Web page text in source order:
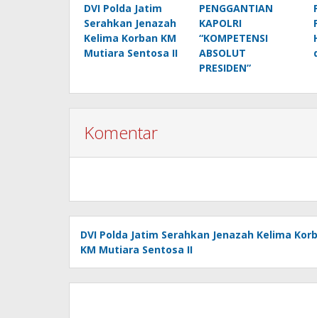
DVI Polda Jatim
Serahkan Jenazah
Kelima Korban KM
Mutiara Sentosa II
PENGGANTIAN
KAPOLRI
“KOMPETENSI
ABSOLUT
PRESIDEN”
Komentar
DVI Polda Jatim Serahkan Jenazah Kelima
KM Mutiara Sentosa II